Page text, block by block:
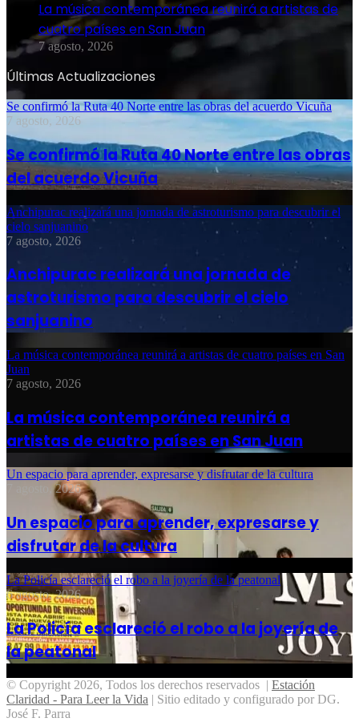
La música contemporánea reunirá a artistas de
cuatro países en San Juan
7 agosto, 2026
Últimas Actualizaciones
Se confirmó la Ruta 40 Norte entre las obras del acuerdo Vicuña
7 agosto, 2026
Se confirmó la Ruta 40 Norte entre las obras
del acuerdo Vicuña
Anchipurac realizará una jornada de astroturismo para descubrir el
cielo sanjuanino
7 agosto, 2026
Anchipurac realizará una jornada de
astroturismo para descubrir el cielo
sanjuanino
La música contemporánea reunirá a artistas de cuatro países en San
Juan
7 agosto, 2026
La música contemporánea reunirá a
artistas de cuatro países en San Juan
Un espacio para aprender, expresarse y disfrutar de la cultura
7 agosto, 2026
Un espacio para aprender, expresarse y
disfrutar de la cultura
La Policía esclareció el robo a la joyería de la peatonal
6 agosto, 2026
La Policía esclareció el robo a la joyería de
la peatonal
© Copyright 2026, Todos los derechos reservados | Estación
Claridad - Para Leer la Vida | Sitio editado y configurado por DG.
José F. Parra